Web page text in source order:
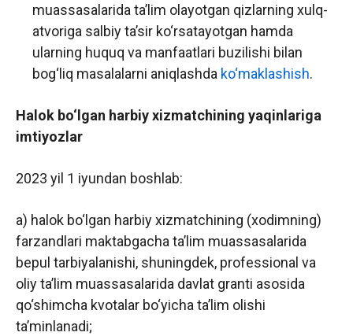
muassasalarida ta’lim olayotgan qizlarning xulq-
atvoriga salbiy ta’sir ko‘rsatayotgan hamda
ularning huquq va manfaatlari buzilishi bilan
bog‘liq masalalarni aniqlashda ko‘maklashish.
Halok bo‘lgan harbiy xizmatchining yaqinlariga
imtiyozlar
2023 yil 1 iyundan boshlab:
a) halok bo‘lgan harbiy xizmatchining (xodimning)
farzandlari maktabgacha ta’lim muassasalarida
bepul tarbiyalanishi, shuningdek, professional va
oliy ta’lim muassasalarida davlat granti asosida
qo‘shimcha kvotalar bo‘yicha ta’lim olishi
ta’minlanadi;